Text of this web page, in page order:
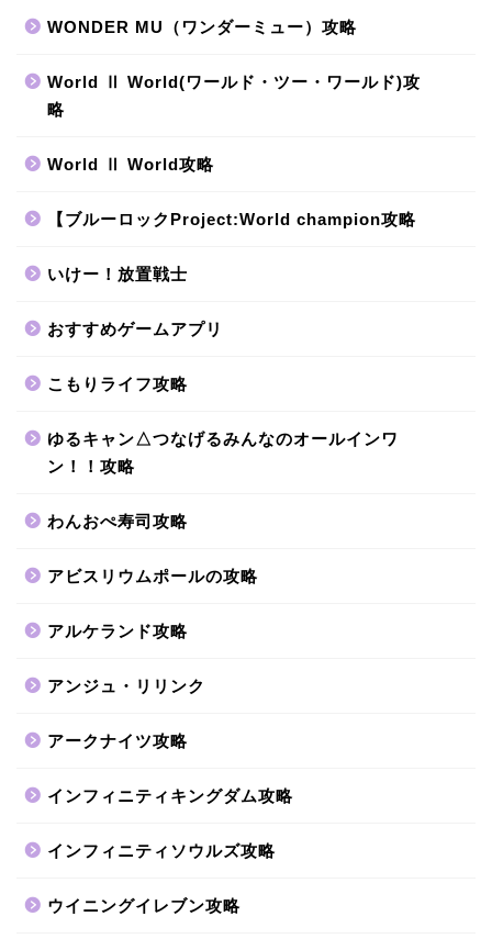
WONDER MU（ワンダーミュー）攻略
World Ⅱ World(ワールド・ツー・ワールド)攻
略
World Ⅱ World攻略
【ブルーロックProject:World champion攻略
いけー！放置戦士
おすすめゲームアプリ
こもりライフ攻略
ゆるキャン△つなげるみんなのオールインワ
ン！！攻略
わんおぺ寿司攻略
アビスリウムポールの攻略
アルケランド攻略
アンジュ・リリンク
アークナイツ攻略
インフィニティキングダム攻略
インフィニティソウルズ攻略
ウイニングイレブン攻略